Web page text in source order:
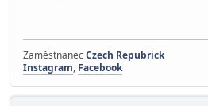
ZaměstnanecCzech Repubrick
Instagram, Facebook